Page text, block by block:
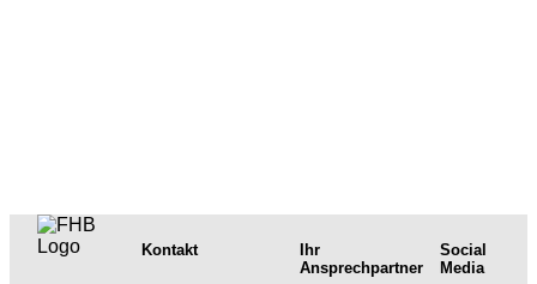
Kontakt
Ihr
Ansprechpartner
Social
Media